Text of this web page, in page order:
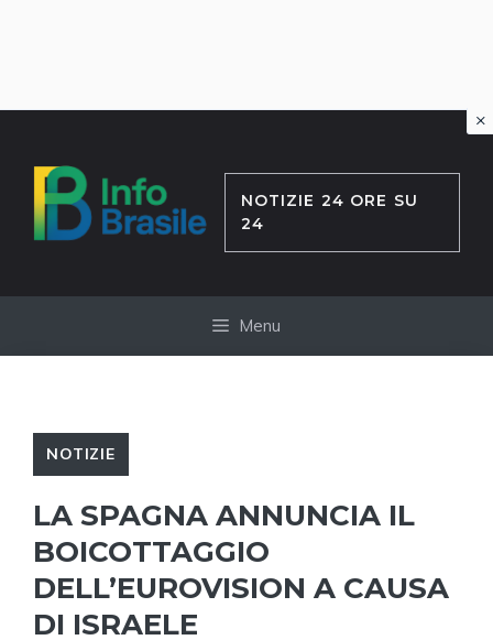
contenuto
NOTIZIE 24 ORE SU
24
Menu
NOTIZIE
LA SPAGNA ANNUNCIA IL
BOICOTTAGGIO
DELL’EUROVISION A CAUSA
DI ISRAELE
×